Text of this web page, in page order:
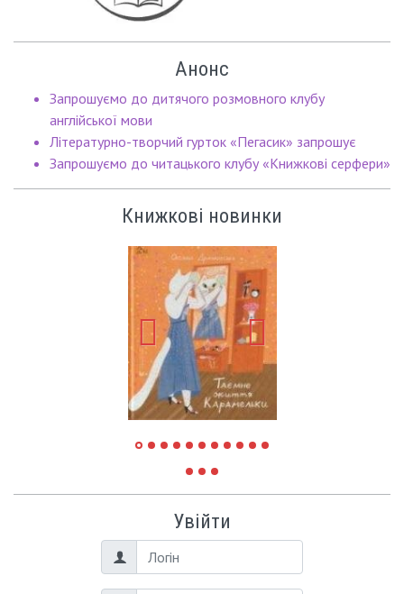
Анонс
Запрошуємо до дитячого розмовного клубу
англійської мови
Літературно-творчий гурток «Пегасик» запрошує
Запрошуємо до читацького клубу «Книжкові серфери»
Книжкові новинки
Увійти
Логін